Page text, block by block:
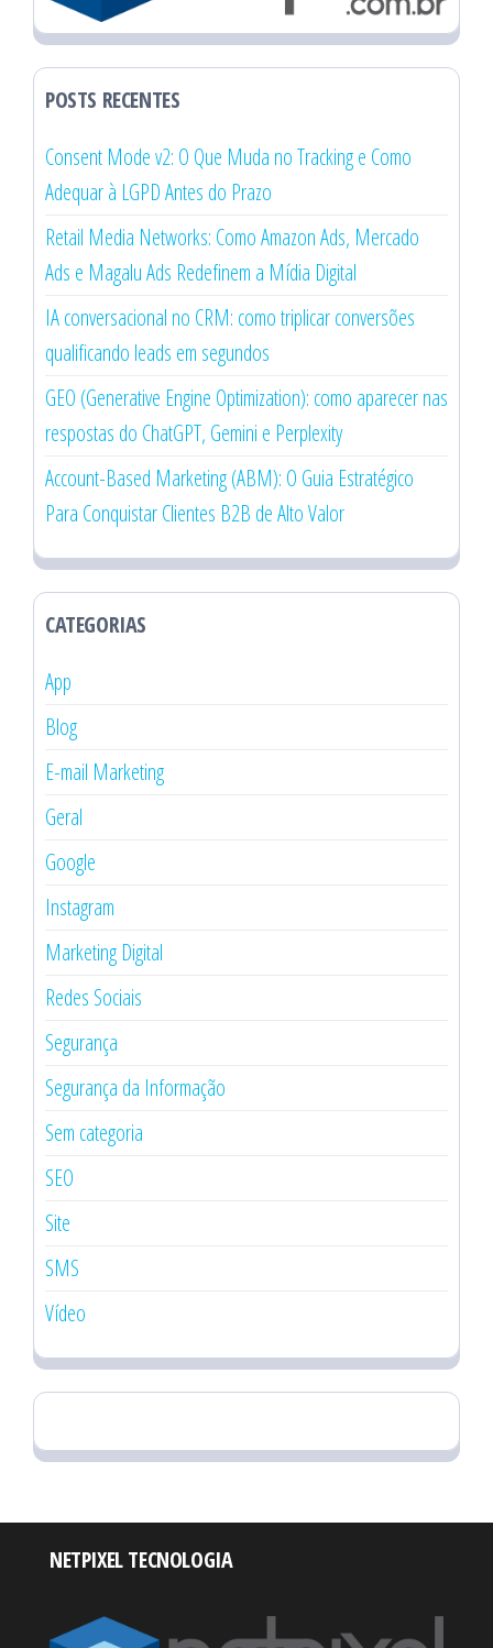
POSTS RECENTES
Consent Mode v2: O Que Muda no Tracking e Como
Adequar à LGPD Antes do Prazo
Retail Media Networks: Como Amazon Ads, Mercado
Ads e Magalu Ads Redefinem a Mídia Digital
IA conversacional no CRM: como triplicar conversões
qualificando leads em segundos
GEO (Generative Engine Optimization): como aparecer nas
respostas do ChatGPT, Gemini e Perplexity
Account-Based Marketing (ABM): O Guia Estratégico
Para Conquistar Clientes B2B de Alto Valor
CATEGORIAS
App
Blog
E-mail Marketing
Geral
Google
Instagram
Marketing Digital
Redes Sociais
Segurança
Segurança da Informação
Sem categoria
SEO
Site
SMS
Vídeo
NETPIXEL TECNOLOGIA